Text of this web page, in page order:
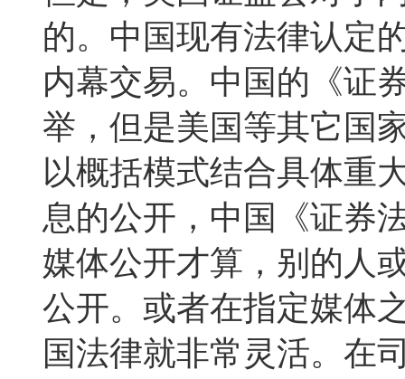
的。中国现有法律认定
内幕交易。中国的《证
举，但是美国等其它国
以概括模式结合具体重
息的公开，中国《证券
媒体公开才算，别的人
公开。或者在指定媒体
国法律就非常灵活。在